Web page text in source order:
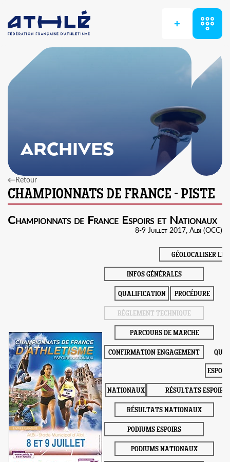
+
ARCHIVES
Retour
Championnats de France Espoirs et Nationaux
8-9 Juillet 2017, Albi (OCC)
GÉOLOCALISER LE
INFOS GÉNÉRALES
QUALIFICATION PROCÉDURE
RÈGLEMENT TECHNIQUE
PARCOURS DE MARCHE
CONFIRMATION ENGAGEMENT
NATIONAUX RÉSULTATS ESPOIRS
RÉSULTATS NATIONAUX
PODIUMS ESPOIRS
PODIUMS NATIONAUX